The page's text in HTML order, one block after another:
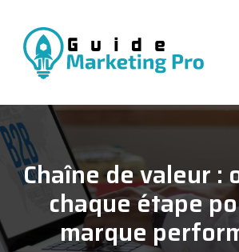
Chaîne de valeur :
chaque étape
marque